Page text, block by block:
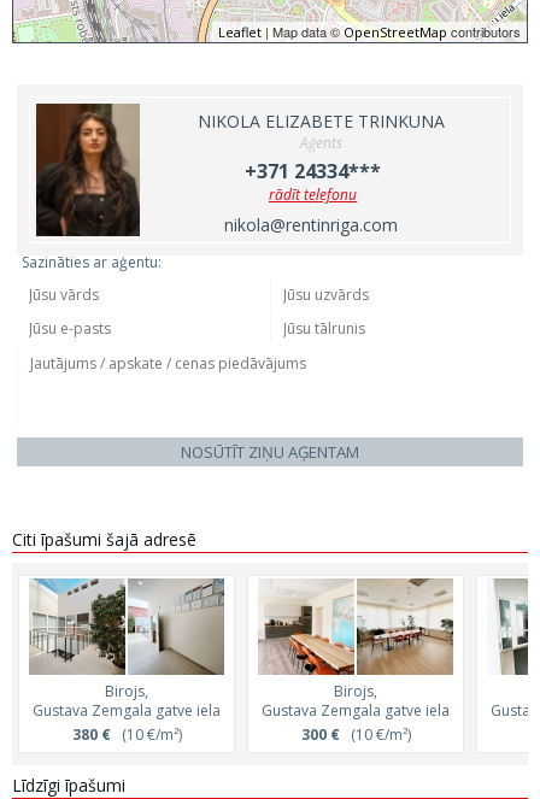
Leaflet| Map data ©OpenStreetMap contributors
NIKOLA ELIZABETE TRINKUNA
Aģents
+371 24334***
rādīt telefonu
nikola@rentinriga.com
Sazināties ar aģentu:
NOSŪTĪT ZIŅU AĢENTAM
Citi īpašumi šajā adresē
Birojs,
Gustava Zemgala gatve iela
380 €(10 €/m²)
Birojs,
Gustava Zemgala gatve iela
300 €(10 €/m²)
Līdzīgi īpašumi